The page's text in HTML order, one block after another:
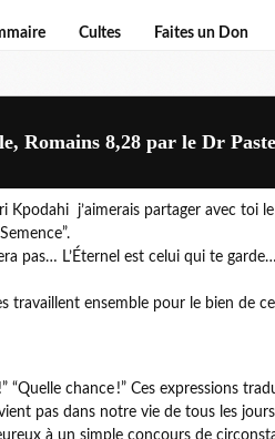
Cultes Faites un Don
Romains 8,28 par le Dr
Kpodahi j’aimerais partager avec toi
pas… L’Éternel est celui qui te
travaillent ensemble pour le bien de
“Quelle chance !” Ces expressions
pas dans notre vie de tous les
à un simple concours de